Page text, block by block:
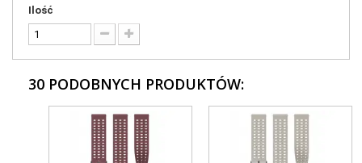
Ilość
30 PODOBNYCH PRODUKTÓW: